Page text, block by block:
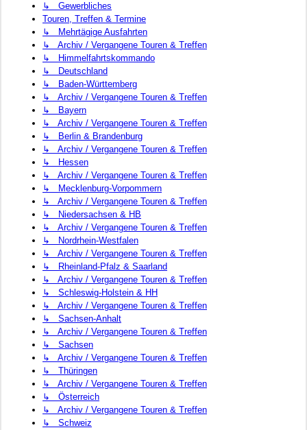
↳ Gewerbliches
Touren, Treffen & Termine
↳ Mehrtägige Ausfahrten
↳ Archiv / Vergangene Touren & Treffen
↳ Himmelfahrtskommando
↳ Deutschland
↳ Baden-Württemberg
↳ Archiv / Vergangene Touren & Treffen
↳ Bayern
↳ Archiv / Vergangene Touren & Treffen
↳ Berlin & Brandenburg
↳ Archiv / Vergangene Touren & Treffen
↳ Hessen
↳ Archiv / Vergangene Touren & Treffen
↳ Mecklenburg-Vorpommern
↳ Archiv / Vergangene Touren & Treffen
↳ Niedersachsen & HB
↳ Archiv / Vergangene Touren & Treffen
↳ Nordrhein-Westfalen
↳ Archiv / Vergangene Touren & Treffen
↳ Rheinland-Pfalz & Saarland
↳ Archiv / Vergangene Touren & Treffen
↳ Schleswig-Holstein & HH
↳ Archiv / Vergangene Touren & Treffen
↳ Sachsen-Anhalt
↳ Archiv / Vergangene Touren & Treffen
↳ Sachsen
↳ Archiv / Vergangene Touren & Treffen
↳ Thüringen
↳ Archiv / Vergangene Touren & Treffen
↳ Österreich
↳ Archiv / Vergangene Touren & Treffen
↳ Schweiz